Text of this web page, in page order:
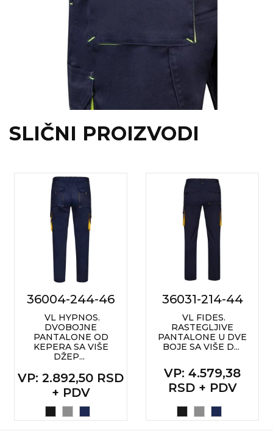
SLIČNI PROIZVODI
36004-244-46
VL HYPNOS.
DVOBOJNE
PANTALONE OD
KEPERA SA VIŠE
DŽEP...
VP: 2.892,50 RSD
+ PDV
36031-214-44
VL FIDES.
RASTEGLJIVE
PANTALONE U DVE
BOJE SA VIŠE D...
VP: 4.579,38
RSD + PDV